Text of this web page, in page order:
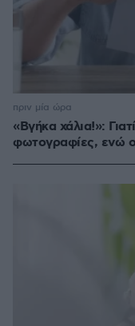
«Βγήκα χάλια!»:
φωτογραφίες, ενώ
πριν μία ώρα